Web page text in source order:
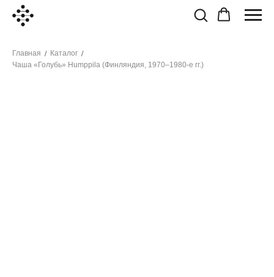
Главная / Каталог /
Чаша «Голубь» Humppila (Финляндия, 1970–1980-е гг.)